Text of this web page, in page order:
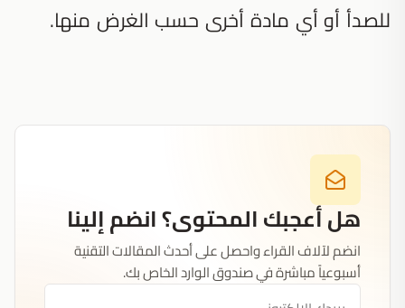
للصدأ أو أي مادة أخرى حسب الغرض منها.
هل أعجبك المحتوى؟ انضم إلينا
انضم لآلاف القراء واحصل على أحدث المقالات التقنية
أسبوعياً مباشرة في صندوق الوارد الخاص بك.